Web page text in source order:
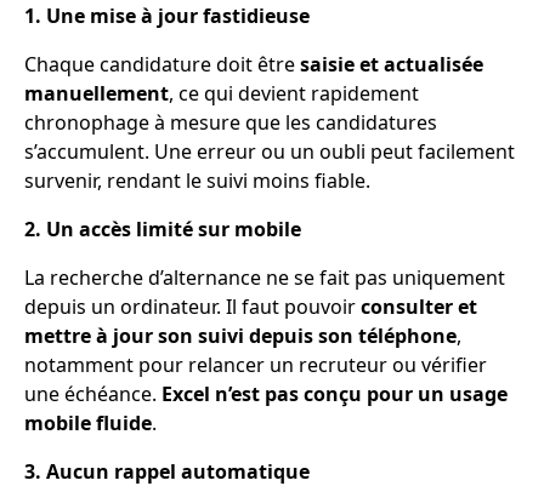
1. Une mise à jour fastidieuse
Chaque candidature doit êtresaisie et actualisée
manuellement, ce qui devient rapidement
chronophage à mesure que les candidatures
s’accumulent. Une erreur ou un oubli peut facilement
survenir, rendant le suivi moins fiable.
2. Un accès limité sur mobile
La recherche d’alternance ne se fait pas uniquement
depuis un ordinateur. Il faut pouvoirconsulter et
mettre à jour son suivi depuis son téléphone,
notamment pour relancer un recruteur ou vérifier
une échéance. Excel n’est pas conçu pour un usage
mobile fluide.
3. Aucun rappel automatique